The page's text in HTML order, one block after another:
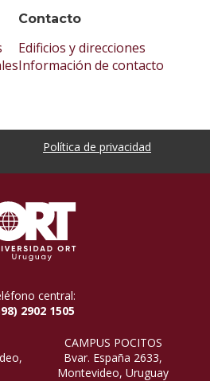
Contacto
Edificios y direcciones
Información de contacto
Política de privacidad
central:
2902 1505
CAMPUS POCITOS
Bvar. España 2633,
Montevideo, Uruguay